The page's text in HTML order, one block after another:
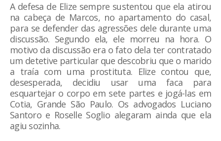
A defesa de Elize sempre sustentou que ela atirou
na cabeça de Marcos, no apartamento do casal,
para se defender das agressões dele durante uma
discussão. Segundo ela, ele morreu na hora. O
motivo da discussão era o fato dela ter contratado
um detetive particular que descobriu que o marido
a traía com uma prostituta. Elize contou que,
desesperada, decidiu usar uma faca para
esquartejar o corpo em sete partes e jogá-las em
Cotia, Grande São Paulo. Os advogados Luciano
Santoro e Roselle Soglio alegaram ainda que ela
agiu sozinha.